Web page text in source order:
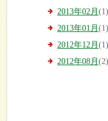
2013年02月 (1)
2013年01月 (1)
2012年12月 (1)
2012年08月 (2)